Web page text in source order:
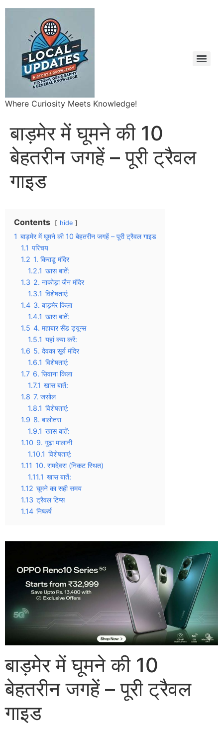
Where Curiosity Meets Knowledge!
बाड़मेर में घूमने की 10
बेहतरीन जगहें – पूरी ट्रैवल
गाइड
Contents hide
1 बाड़मेर में घूमने की 10 बेहतरीन जगहें – पूरी ट्रैवल गाइड
1.1 परिचय
1.2 1. किराडू मंदिर
1.2.1 खास बातें:
1.3 2. नाकोड़ा जैन मंदिर
1.3.1 विशेषताएं:
1.4 3. बाड़मेर किला
1.4.1 खास बातें:
1.5 4. महाबार सैंड ड्यून्स
1.5.1 यहां क्या करें:
1.6 5. देवका सूर्य मंदिर
1.6.1 विशेषताएं:
1.7 6. सिवाना किला
1.7.1 खास बातें:
1.8 7. जसोल
1.8.1 विशेषताएं:
1.9 8. बालोतरा
1.9.1 खास बातें:
1.10 9. गुढ़ा मालानी
1.10.1 विशेषताएं:
1.11 10. रामदेवरा (निकट स्थित)
1.11.1 खास बातें:
1.12 घूमने का सही समय
1.13 ट्रैवल टिप्स
1.14 निष्कर्ष
बाड़मेर में घूमने की 10
बेहतरीन जगहें – पूरी ट्रैवल
गाइड